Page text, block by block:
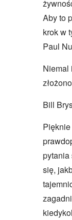
Aby to
krok w
Paul
Niemal
Bill
pytania
się,